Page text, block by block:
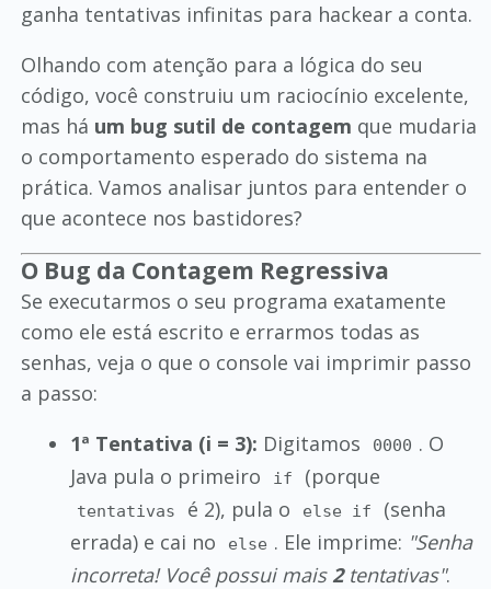
ganha tentativas infinitas para hackear a conta.
Olhando com atenção para a lógica do seu
código, você construiu um raciocínio excelente,
mas há um bug sutil de contagem que mudaria
o comportamento esperado do sistema na
prática. Vamos analisar juntos para entender o
que acontece nos bastidores?
O Bug da Contagem Regressiva
Se executarmos o seu programa exatamente
como ele está escrito e errarmos todas as
senhas, veja o que o console vai imprimir passo
a passo:
1ª Tentativa (i = 3): Digitamos 0000 . O
Java pula o primeiro
if (porque
tentativas é 2), pula o else if
(senha
errada) e cai no
else . Ele imprime: "Senha
incorreta! Você possui mais2tentativas".